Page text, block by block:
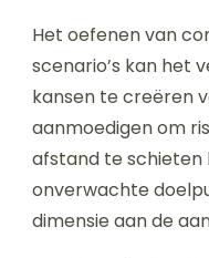
Het oefenen van
scenario’s kan het
kansen te creëren
aanmoedigen om
afstand te schieten
onverwachte
dimensie aan de